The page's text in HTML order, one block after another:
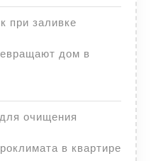
при заливке
дом в
очищения
в квартире